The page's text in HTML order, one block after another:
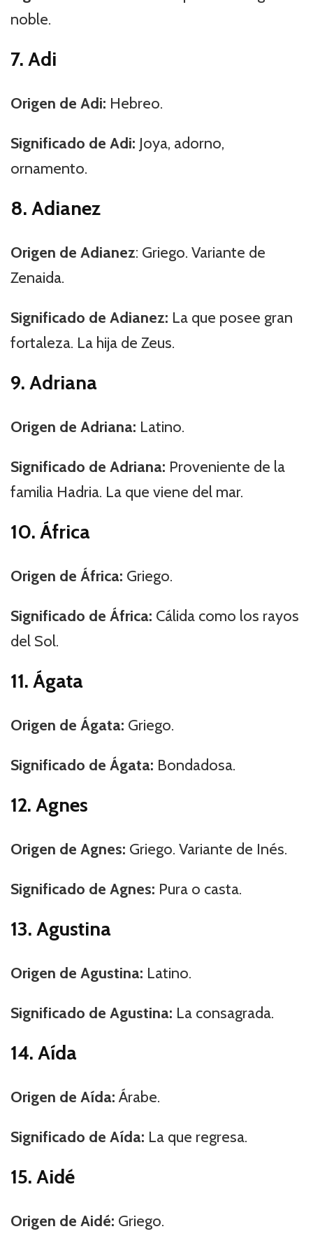
noble.
7. Adi
Origen de Adi: Hebreo.
Significado de Adi: Joya, adorno,
ornamento.
8. Adianez
Origen de Adianez: Griego. Variante de
Zenaida.
Significado de Adianez: La que posee gran
fortaleza. La hija de Zeus.
9. Adriana
Origen de Adriana: Latino.
Significado de Adriana: Proveniente de la
familia Hadria. La que viene del mar.
10. África
Origen de África: Griego.
Significado de África: Cálida como los rayos
del Sol.
11. Ágata
Origen de Ágata: Griego.
Significado de Ágata: Bondadosa.
12. Agnes
Origen de Agnes: Griego. Variante de Inés.
Significado de Agnes: Pura o casta.
13. Agustina
Origen de Agustina: Latino.
Significado de Agustina: La consagrada.
14. Aída
Origen de Aída:Árabe.
Significado de Aída: La que regresa.
15. Aidé
Origen de Aidé: Griego.